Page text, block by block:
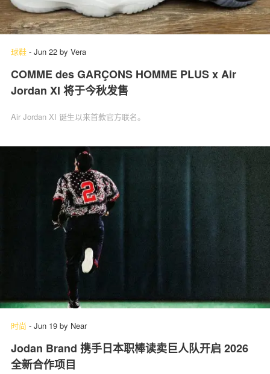
球鞋 - Jun 22 by Vera
COMME des GARÇONS HOMME PLUS x Air
Jordan XI 将于今秋发售
Air Jordan XI 诞生以来首款官方联名。
时尚 - Jun 19 by Near
Jodan Brand 携手日本职棒读卖巨人队开启 2026
全新合作项目